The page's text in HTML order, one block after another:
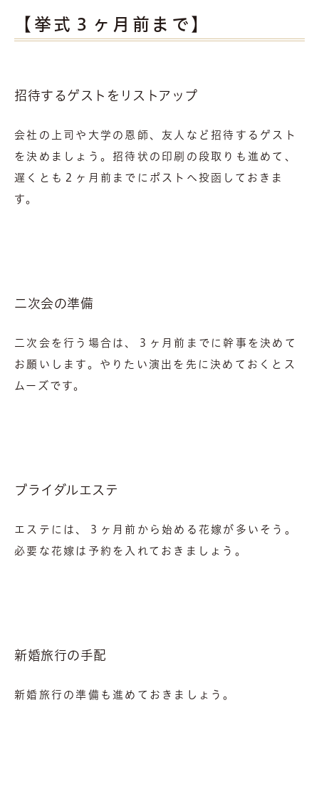
【挙式３ヶ月前まで】
招待するゲストをリストアップ
会社の上司や大学の恩師、友人など招待するゲスト
を決めましょう。招待状の印刷の段取りも進めて、
遅くとも２ヶ月前までにポストへ投函しておきま
す。
二次会の準備
二次会を行う場合は、３ヶ月前までに幹事を決めて
お願いします。やりたい演出を先に決めておくとス
ムーズです。
ブライダルエステ
エステには、３ヶ月前から始める花嫁が多いそう。
必要な花嫁は予約を入れておきましょう。
新婚旅行の手配
新婚旅行の準備も進めておきましょう。